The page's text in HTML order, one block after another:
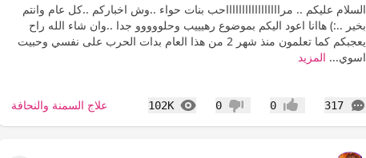
السلام عليكم .. مراااااااااااااااااحب بنات حواء ..وش اخباركم ..كل عام وانتم
بخير ..:) هاانا اعود اليكم بموضوع رهيييب وحلووووو جدا ..وان شاء الله راح
يعجبكم كما تعلمون منذ شهر 2 من هذا العام بدات الحرب على نفسي وحبيت
اسوي... المزيد
317
التعليقات إعجاب0 عدم إعجاب
0
102K
المشاهدات علاج السمنة والنحافة